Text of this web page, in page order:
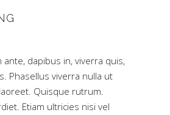
ante, dapibus in, viverra quis,
Phasellus viverra nulla ut
Quisque rutrum.
Etiam ultricies nisi vel